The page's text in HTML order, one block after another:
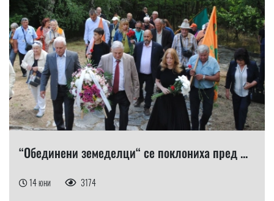
“Обединени земеделци“ се поклониха пред ...
14 юни 3174